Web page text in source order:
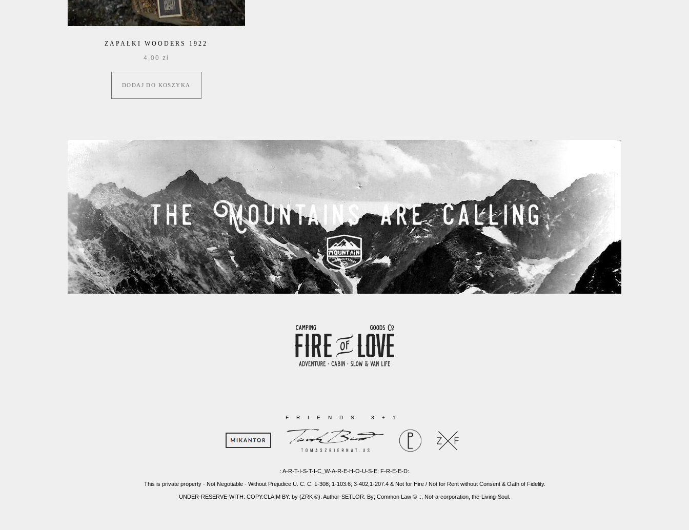
ZAPAŁKI WOODERS 1922
4,00 zł
DODAJ DO KOSZYKA
FRIENDS 3+1
.: A-R-T-I-S-T-I-C_W-A-R-E-H-O-U-S-E: F-R-E-E-D:.
This is private property - Not Negotiable - Without Prejudice U. C. C. 1-308; 1-103.6; 3-402,1-207.4 & Not for Hire / Not for Rent without Consent & Oath of Fidelity.
UNDER-RESERVE-WITH: COPY:CLAIM BY: by (ZRK ©). Author-SETLOR: By; Common Law © .:. Not-a-corporation, the-Living-Soul.